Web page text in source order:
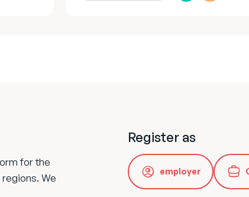
for the
We
Register as
employer